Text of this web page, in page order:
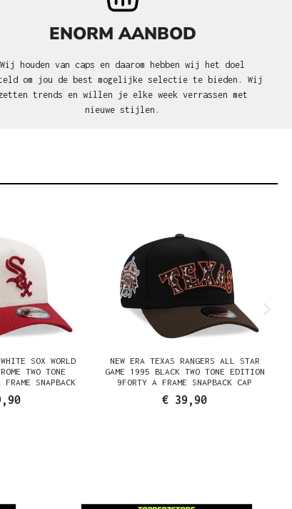
ENORM AANBOD
Wij houden van caps en daarom hebben wij het doel
om jou de best mogelijke selectie te bieden. Wij
trends en willen je elke week verrassen met
nieuwe stijlen.
SOX WORLD
TWO TONE
SNAPBACK
NEW ERA TEXAS RANGERS ALL STAR
GAME 1995 BLACK TWO TONE EDITION
9FORTY A FRAME SNAPBACK CAP
€ 39,90